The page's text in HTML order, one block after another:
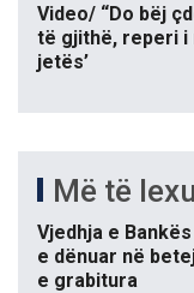
Video/ “Do bëj
të gjithë, reperi i
jetës’
Më të
Vjedhja e
e dënuar në
e grabitura